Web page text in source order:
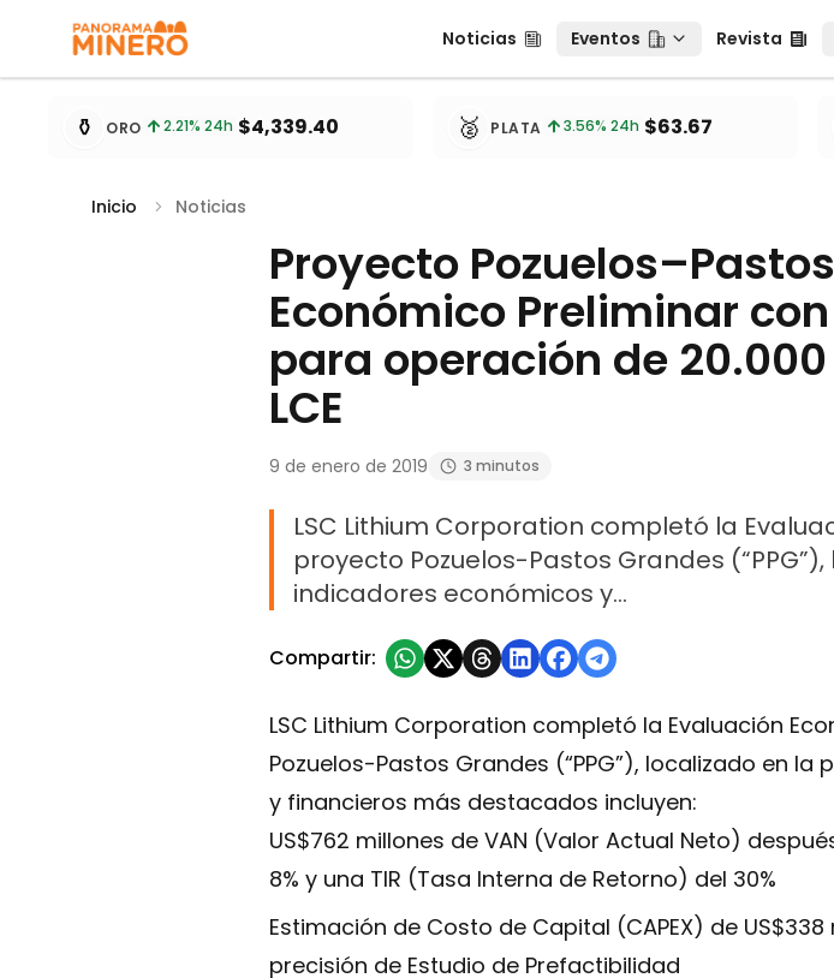
Noticias
Noticias Eventos
Eventos Revista
Revista
Cotizaciones de metales actualizadas cada 15 minutos
⚱️ ORO 2.21% 24h $4,339.40 🥈 PLATA 3.56% 24h $63.67
Inicio Noticias
Proyecto
Económico Preliminar
para operación de
LCE
9 de enero de 2019 3 minutos
LSC Lithium Corporation completó la
proyecto Pozuelos-Pastos Grandes
indicadores económicos y…
Compartir:
LSC Lithium Corporation completó la Evaluación
Pozuelos-Pastos Grandes (“PPG”), localizado en
y financieros más destacados incluyen:
US$762 millones de VAN (Valor Actual Neto)
8% y una TIR (Tasa Interna de Retorno) del 30%
Estimación de Costo de Capital (CAPEX) de
precisión de Estudio de Prefactibilidad